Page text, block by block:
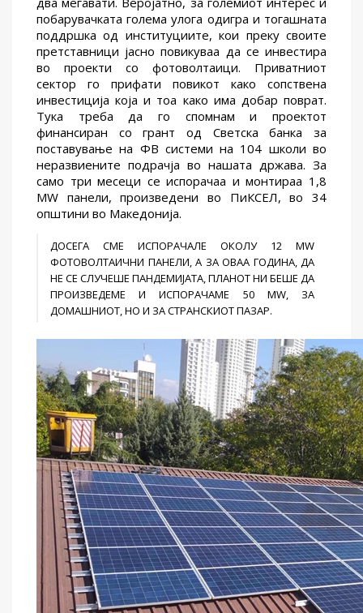
побарувачката голема улога одигра и тогашната
поддршка од институциите, кои преку своите
претставници јасно повикуваа да се инвестира
во проекти со фотоволтаици. Приватниот
сектор го прифати повикот како сопствена
инвестиција која и тоа како има добар поврат.
Тука треба да го спомнам и проектот
финансиран со грант од Светска банка за
поставување на ФВ системи на 104 школи во
неразвиените подрачја во нашата држава. За
само три месеци се испорачаа и монтираа 1,8
MW панели, произведени во ПиКСЕЛ, во 34
општини во Македонија.
ДОСЕГА СМЕ ИСПОРАЧАЛЕ ОКОЛУ 12 MW
ФОТОВОЛТАИЧНИ ПАНЕЛИ, А ЗА ОВАА ГОДИНА, ДА
НЕ СЕ СЛУЧЕШЕ ПАНДЕМИЈАТА, ПЛАНОТ НИ БЕШЕ ДА
ПРОИЗВЕДЕМЕ И ИСПОРАЧАМЕ 50 MW, ЗА
ДОМАШНИОТ, НО И ЗА СТРАНСКИОТ ПАЗАР.